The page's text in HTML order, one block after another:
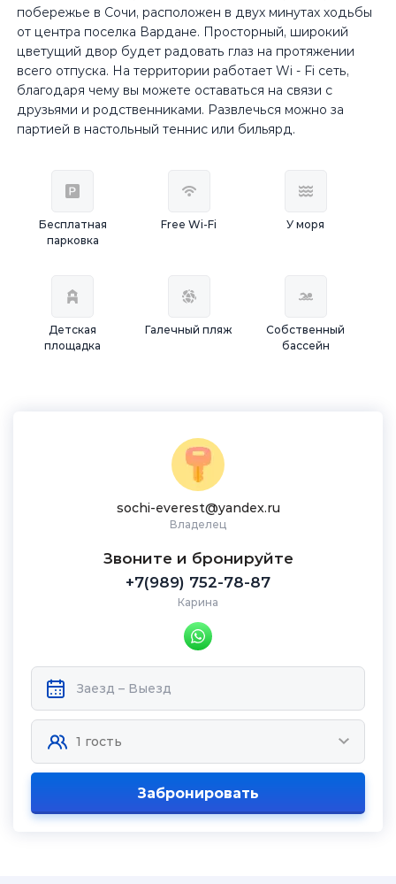
побережье в Сочи, расположен в двух минутах ходьбы
от центра поселка Вардане. Просторный, широкий
цветущий двор будет радовать глаз на протяжении
всего отпуска. На территории работает Wi - Fi сеть,
благодаря чему вы можете оставаться на связи с
друзьями и родственниками. Развлечься можно за
партией в настольный теннис или бильярд.
Бесплатная
парковка
Free Wi-Fi У моря
Детская
площадка
Галечный пляж
Собственный
бассейн
sochi-everest@yandex.ru
Владелец
Звоните и бронируйте
+7(989) 752-78-87
Карина
Забронировать